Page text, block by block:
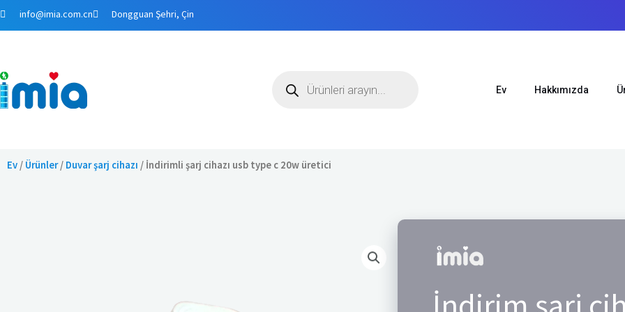
İçeriğeinfo@imia.com.cn Dongguan Şehri, Çin
Ev Hakkımızda
Ev / Ürünler/ Duvar şarj cihazı / İndirimli şarj cihazı usb type c 20w üretici